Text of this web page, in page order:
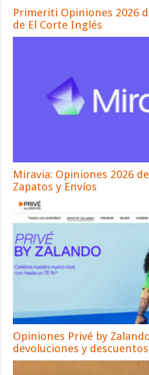
Primeriti Opiniones 2026
de El Corte Inglés
Miravia: Opiniones 2026
Zapatos y Envíos
Opiniones Privé by
devoluciones y